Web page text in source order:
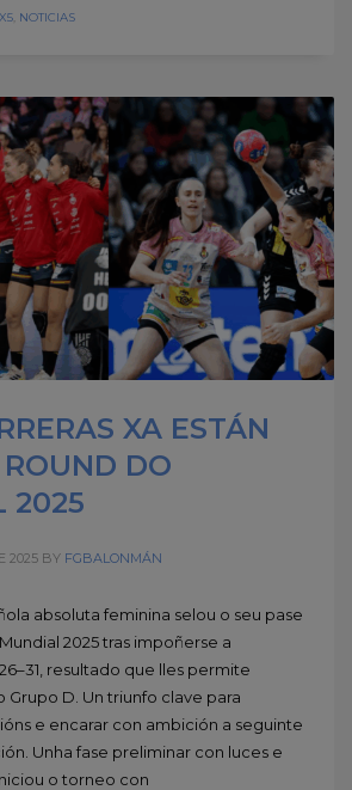
NOTICIAS
XA ESTÁN
DO
2025
2025 BY FGBALONMÁN
absoluta feminina selou o seu pase
2025 tras impoñerse a
resultado que lles permite
Grupo D. Un triunfo clave para
e encarar con ambición a seguinte
Unha fase preliminar con luces e
o torneo con